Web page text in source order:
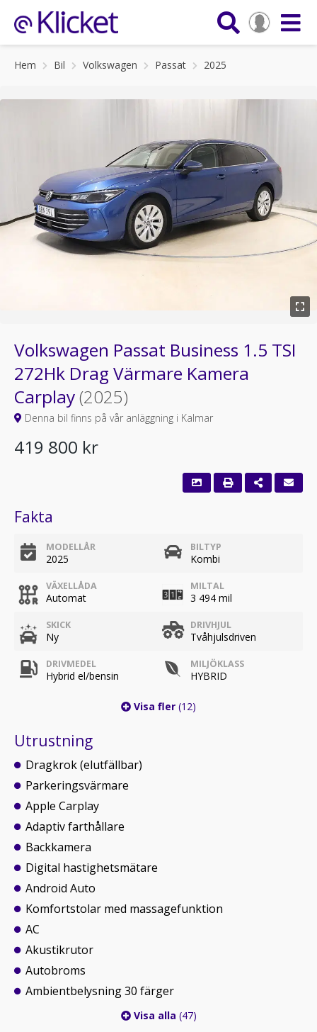
Hem Bil Volkswagen Passat 2025
Volkswagen Passat Business 1.5 TSI
272Hk Drag Värmare Kamera
Carplay(2025)
Denna bil finns på vår anläggning i Kalmar
419 800 kr
Fakta
MODELLÅR
2025
BILTYP
Kombi
VÄXELLÅDA
Automat
MILTAL
3 494 mil
SKICK
Ny
DRIVHJUL
Tvåhjulsdriven
DRIVMEDEL
Hybrid el/bensin
MILJÖKLASS
HYBRID
Visa fler (12)
Utrustning
Dragkrok (elutfällbar)
Parkeringsvärmare
Apple Carplay
Adaptiv farthållare
Backkamera
Digital hastighetsmätare
Android Auto
Komfortstolar med massagefunktion
AC
Akustikrutor
Autobroms
Ambientbelysning 30 färger
Visa alla (47)